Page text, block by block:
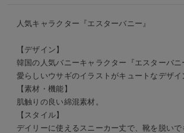
人気キャラクター『エスターバニー』
【デザイン】
韓国の人気バニーキャラクター『エスターバニ
愛らしいウサギのイラストがキュートなデザイ
【素材・機能】
肌触りの良い綿混素材。
【スタイル】
デイリーに使えるスニーカー丈で、靴を脱いで